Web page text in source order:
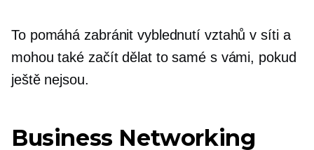
To pomáhá zabránit vyblednutí vztahů v síti a
mohou také začít dělat to samé s vámi, pokud
ještě nejsou.
Business Networking